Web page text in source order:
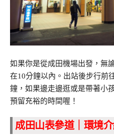
如果你是從成田機場出發，無
在10分鐘以內。出站後步行前
鐘，如果邊走邊逛或是帶著小
預留充裕的時間喔！
成田山表參道｜ 環境